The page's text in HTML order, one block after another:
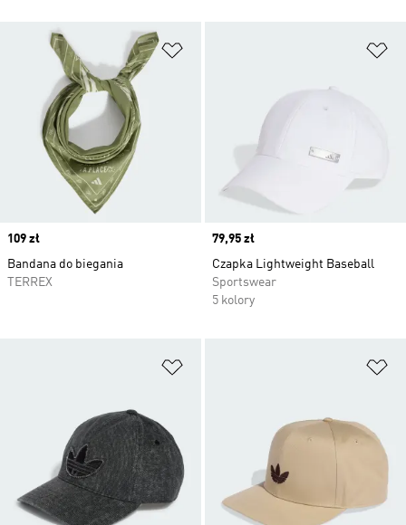
Price
109 zł
Bandana do biegania
TERREX
Price
79,95 zł
Czapka Lightweight Baseball
Sportswear
5 kolory